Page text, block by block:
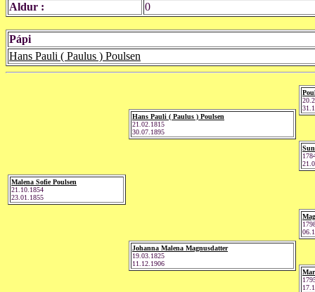
Aldur : 0
Pápi
Hans Pauli ( Paulus ) Poulsen
Malena Sofie Poulsen
21.10.1854
23.01.1855
Hans Pauli ( Paulus ) Poulsen
21.02.1815
30.07.1895
Johanna Malena Magnusdatter
19.03.1825
11.12.1906